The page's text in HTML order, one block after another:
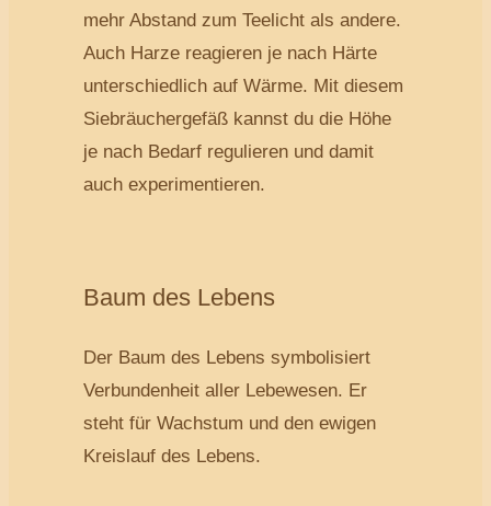
mehr Abstand zum Teelicht als andere.
Auch Harze reagieren je nach Härte
unterschiedlich auf Wärme. Mit diesem
Siebräuchergefäß kannst du die Höhe
je nach Bedarf regulieren und damit
auch experimentieren.
Baum des Lebens
Der Baum des Lebens symbolisiert
Verbundenheit aller Lebewesen. Er
steht für Wachstum und den ewigen
Kreislauf des Lebens.